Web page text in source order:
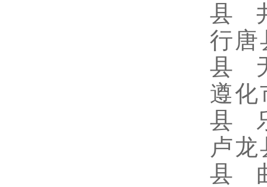
县
行
县
遵
县
卢
县